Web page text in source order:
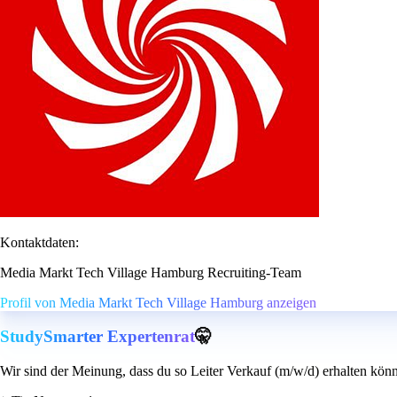
Kontaktdaten:
Media Markt Tech Village Hamburg Recruiting-Team
Profil von Media Markt Tech Village Hamburg anzeigen
StudySmarter Expertenrat🤫
Wir sind der Meinung, dass du so Leiter Verkauf (m/w/d) erhalten